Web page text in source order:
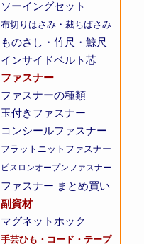
ソーイングセット
布切りはさみ・裁ちばさみ
ものさし・竹尺・鯨尺
インサイドベルト芯
ファスナー
ファスナーの種類
玉付きファスナー
コンシールファスナー
フラットニットファスナー
ビスロンオープンファスナー
ファスナー まとめ買い
副資材
マグネットホック
手芸ひも・コード・テープ